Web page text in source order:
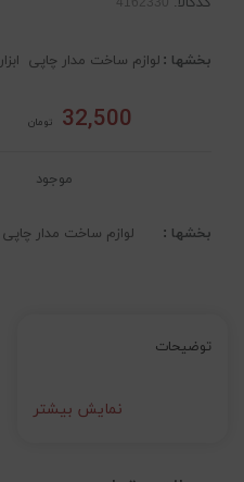
بخشها : لوازم ساخت مدار چاپی ابزار
32,500 تومان
موجود
بخشها : لوازم ساخت مدار چاپی
توضیحات
نمایش بیشتر